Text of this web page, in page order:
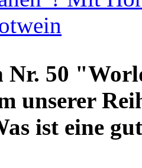
Nr. 50
unserer
ist eine